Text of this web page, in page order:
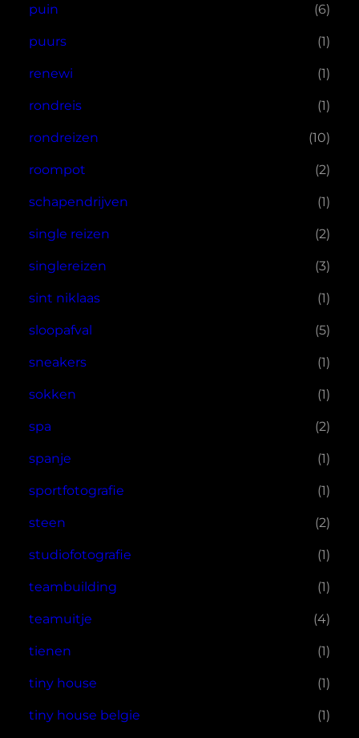
puin (6)
puurs (1)
renewi (1)
rondreis (1)
rondreizen (10)
roompot (2)
schapendrijven (1)
single reizen (2)
singlereizen (3)
sint niklaas (1)
sloopafval (5)
sneakers (1)
sokken (1)
spa (2)
spanje (1)
sportfotografie (1)
steen (2)
studiofotografie (1)
teambuilding (1)
teamuitje (4)
tienen (1)
tiny house (1)
tiny house belgie (1)